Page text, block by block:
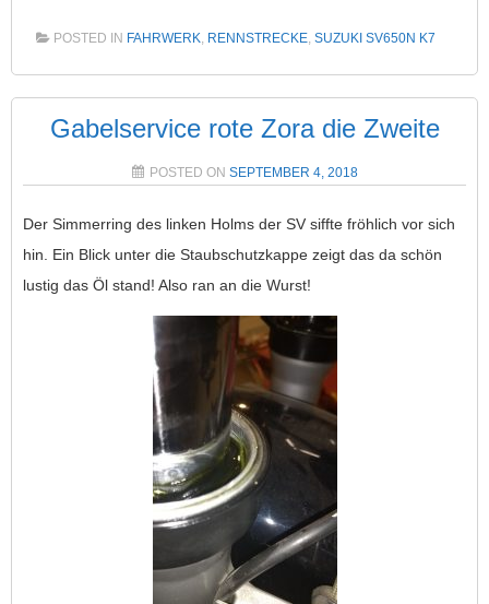
POSTED IN FAHRWERK, RENNSTRECKE, SUZUKI SV650N K7
Gabelservice rote Zora die Zweite
POSTED ON SEPTEMBER 4, 2018
Der Simmerring des linken Holms der SV siffte fröhlich vor sich
hin. Ein Blick unter die Staubschutzkappe zeigt das da schön
lustig das Öl stand! Also ran an die Wurst!